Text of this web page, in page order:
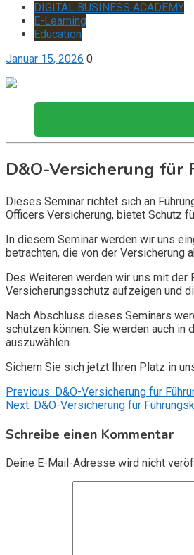
DIGITAL BUSINESS ACADEMY
E-Learning
Education
Januar 15, 2026 0
D&O-Versicherung für
Dieses Seminar richtet sich an
Officers Versicherung, bietet Schutz
In diesem Seminar werden wir uns
betrachten, die von der Versicherung
Des Weiteren werden wir uns mit der
Versicherungsschutz aufzeigen und
Nach Abschluss dieses Seminars
schützen können. Sie werden auch
auszuwählen.
Sichern Sie sich jetzt Ihren Platz in
Beitragsnavigation
Previous: D&O-Versicherung für
Next: D&O-Versicherung für
Schreibe einen Kommentar
Deine E-Mail-Adresse wird nicht